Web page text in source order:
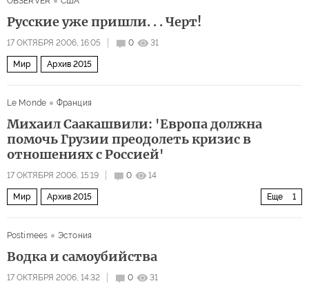
Русские уже пришли. . . Черт!
17 ОКТЯБРЯ 2006, 16:05 0 31
Мир Архив 2015
Le Monde Франция
Михаил Саакашвили: 'Европа должна
помочь Грузии преодолеть кризис в
отношениях с Россией'
17 ОКТЯБРЯ 2006, 15:19 0 14
Еще 1
Мир Архив 2015
Postimees
Эстония
Водка и самоубийства
17 ОКТЯБРЯ 2006, 14:32 0 31